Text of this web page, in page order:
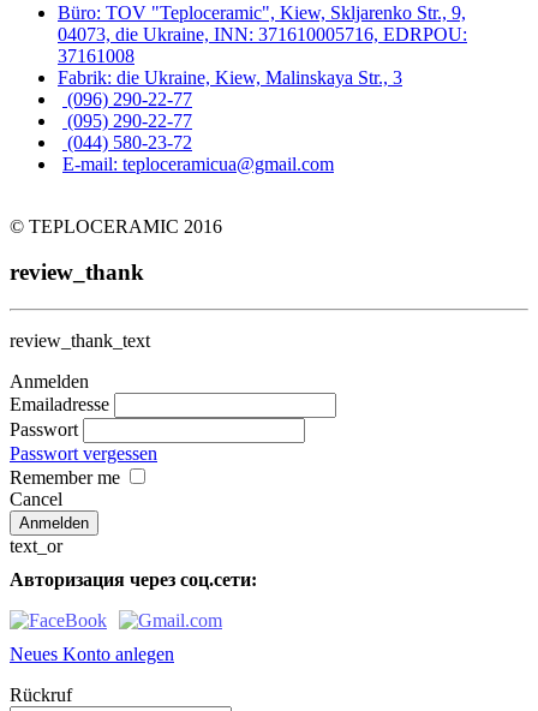
Büro: TOV "Teploceramic", Kiew, Skljarenko Str., 9,
04073, die Ukraine, INN: 371610005716, EDRPOU:
37161008
Fabrik: die Ukraine, Kiew, Malinskaya Str., 3
(096) 290-22-77
(095) 290-22-77
(044) 580-23-72
E-mail: teploceramicua@gmail.com
© TEPLOCERAMIC 2016
review_thank
review_thank_text
Anmelden
Emailadresse
Passwort
Passwort vergessen
Remember me
Cancel
text_or
Авторизация через соц.сети:
Neues Konto anlegen
Rückruf